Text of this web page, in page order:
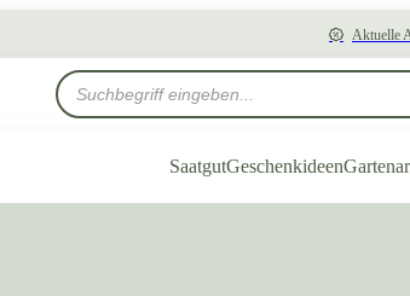
Aktuelle
Products
search
SaatgutGeschenkideen